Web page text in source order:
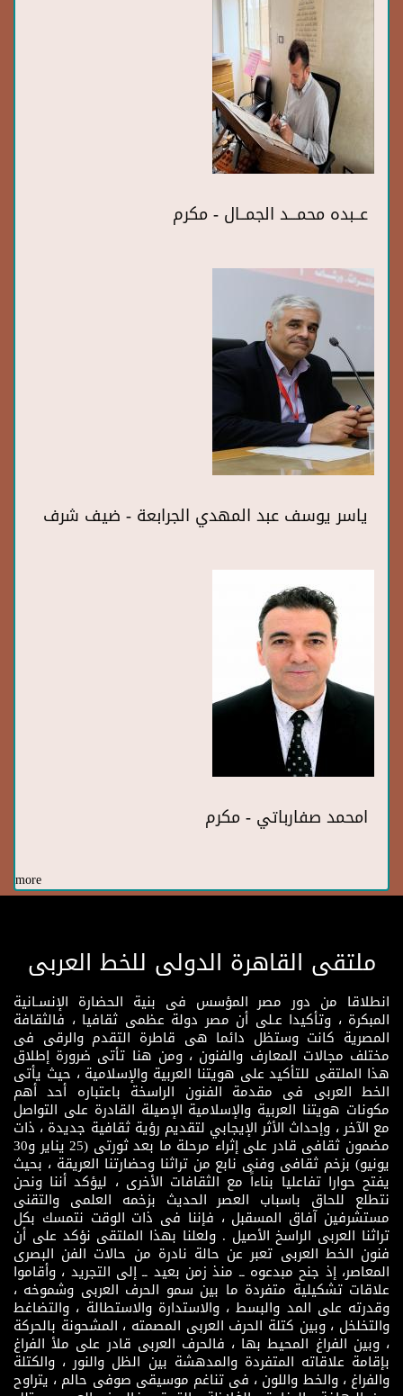
عــبده محمـــد الجمــال - مكرم
ياسر يوسف عبد المهدي الجرابعة - ضيف شرف
امحمد صفارباتي - مكرم
more
ملتقى القاهرة الدولى للخط العربى
انطلاقا من دور مصر المؤسس فى بنية الحضارة الإنسـانية
المبكرة ، وتأكيدا عـلى أن مصر دولة عظمى ثقافيا ، فالثقافة
المصرية كانت وستظل دائما هى قاطرة التقدم والرقى فى
مختلف مجالات المعارف والفنون ، ومن هنا تأتى ضرورة إطلاق
هذا الملتقى للتأكيد على هويتنا العربية والإسلامية ، حيث يأتى
الخط العربى فى مقدمة الفنون الراسخة باعتباره أحد أهم
مكونات هويتنا العربية والإسلامية الإصيلة القادرة على التواصل
مع الآخر ، وإحداث الأثر الإيجابي لتقديم رؤية ثقافية جديدة ، ذات
مضمون ثقافى قادر على إثراء مرحلة ما بعد ثورتى (25 يناير و30
يونيو) بزخم ثقافى وفنى نابع من تراثنا وحضارتنا العريقة ، بحيث
يفتح حوارا تفاعليا بناءاً مع الثقافات الأخرى ، ليؤكد أننا ونحن
نتطلع للحاق باسباب العصر الحديث بزخمه العلمى والتقنى
مستشرفين آفاق المسقبل ، فإننا فى ذات الوقت نتمسك بكل
تراثنا العربى الراسخ الأصيل . ولعلنا بهذا الملتقى نؤكد على أن
فنون الخط العربى تعبر عن حالة نادرة من حالات الفن البصرى
المعاصر، إذ جنح مبدعوه ــ منذ زمن بعيد ــ إلى التجريد ، وأقاموا
علاقات تشكيلية متفردة ما بين سمو الحرف العربى وشموخه ،
وقدرته على المد والبسط ، والاستدارة والاستطالة ، والتضاغط
والتخلخل ، وبين كتلة الحرف العربى المصمته ، المشحونة بالحركة
، وبين الفراغ المحيط بها ، فالحرف العربى قادر على ملأ الفراغ
بإقامة علاقاته المتفردة والمدهشة بين الظل والنور ، والكتلة
والفراغ ، والخط واللون ، فى تناغم موسيقى صوفى حالم ، يتراوح